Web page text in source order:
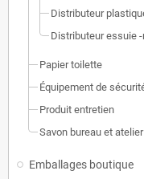
Distributeur
Distributeur essuie
Papier toilette
Équipement de
Produit entretien
Savon bureau et atelier
Emballages boutique